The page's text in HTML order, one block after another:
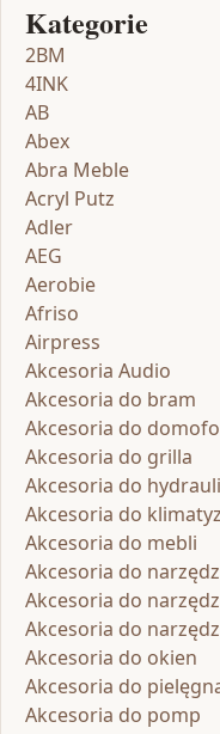
Kategorie
2BM
4INK
AB
Abex
Abra Meble
Acryl Putz
Adler
AEG
Aerobie
Afriso
Airpress
Akcesoria Audio
Akcesoria do bram
Akcesoria do
Akcesoria do grilla
Akcesoria do
Akcesoria do
Akcesoria do mebli
Akcesoria do
Akcesoria do
Akcesoria do
Akcesoria do okien
Akcesoria do
Akcesoria do pomp